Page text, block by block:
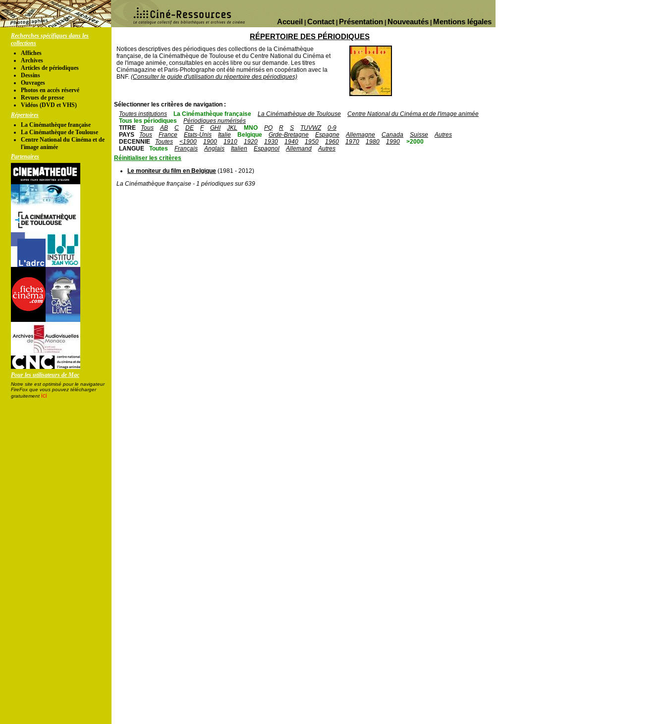
Mentions légales
Nouveautés
Présentation
Contact
Accueil
Recherches spécifiques dans les
collections
Affiches
Archives
Articles de périodiques
Dessins
Ouvrages
Photos en accés réservé
Revues de presse
Vidéos (DVD et VHS)
Répertoires
La Cinémathèque française
La Cinémathèque de Toulouse
Centre National du Cinéma et de
l'image animée
Partenaires
Pour les utilisateurs de Mac
Notre site est optimisé pour le navigateur
FireFox que vous pouvez télécharger
gratuitement ici
RÉPERTOIRE DES PÉRIODIQUES
Notices descriptives des périodiques des collections de la Cinémathèque
française, de la Cinémathèque de Toulouse et du Centre National du Cinéma et
de l'image animée, consultables en accès libre ou sur demande. Les titres
Cinémagazine et Paris-Photographe ont été numérisés en coopération avec la
BNF. (Consulter le guide d'utilisation du répertoire des périodiques)
Sélectionner les critères de navigation :
Toutes institutions
La Cinémathèque française La Cinémathèque de Toulouse
Centre National du Cinéma et de l'image animée
Tous les périodiques
Périodiques numérisés
TITRE
Tous AB C DE F GHI JKL MNO PQ R S TUVWZ
0-9
PAYS
Tous France Etats-Unis Italie Belgique Grde-Bretagne Espagne Allemagne Canada Suisse
Autres
DECENNIE
Toutes <1900 1900 1910 1920 1930 1940 1950 1960 1970 1980 1990
>2000
LANGUE
Toutes Français Anglais Italien Espagnol Allemand
Autres
Réinitialiser les critères
Le moniteur du film en Belgique (1981 - 2012)
La Cinémathèque française - 1 périodiques sur 639